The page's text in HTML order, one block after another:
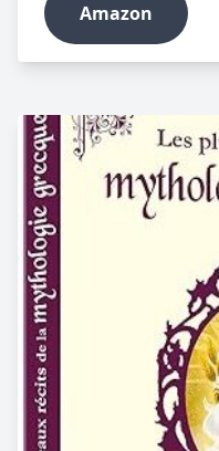
Amazon